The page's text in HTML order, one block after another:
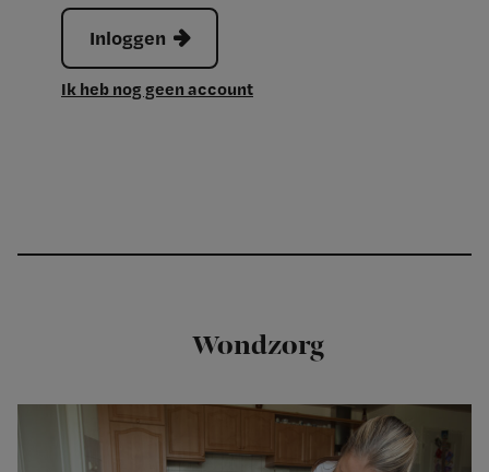
Inloggen
Ik heb nog geen account
Wondzorg